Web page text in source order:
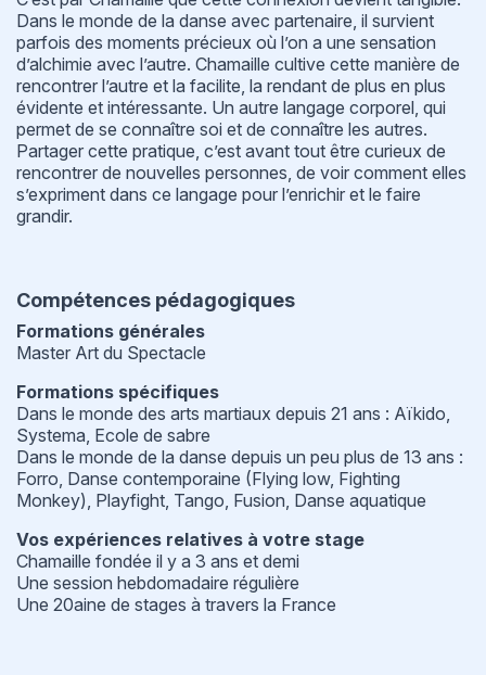
Dans le monde de la danse avec partenaire, il survient
parfois des moments précieux où l’on a une sensation
d’alchimie avec l’autre. Chamaille cultive cette manière de
rencontrer l’autre et la facilite, la rendant de plus en plus
évidente et intéressante. Un autre langage corporel, qui
permet de se connaître soi et de connaître les autres.
Partager cette pratique, c’est avant tout être curieux de
rencontrer de nouvelles personnes, de voir comment elles
s’expriment dans ce langage pour l’enrichir et le faire
grandir.
Compétences pédagogiques
Formations générales
Master Art du Spectacle
Formations spécifiques
Dans le monde des arts martiaux depuis 21 ans : Aïkido,
Systema, Ecole de sabre
Dans le monde de la danse depuis un peu plus de 13 ans :
Forro, Danse contemporaine (Flying low, Fighting
Monkey), Playfight, Tango, Fusion, Danse aquatique
Vos expériences relatives à votre stage
Chamaille fondée il y a 3 ans et demi
Une session hebdomadaire régulière
Une 20aine de stages à travers la France